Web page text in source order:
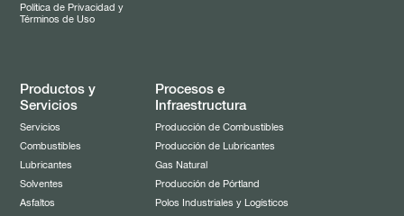
Alcoholes
Política de Privacidad y
Términos de Uso
Productos y
Servicios
Servicios
Combustibles
Lubricantes
Solventes
Asfaltos
Procesos e
Infraestructura
Producción de Combustibles
Producción de Lubricantes
Gas Natural
Producción de Pórtland
Polos Industriales y Logísticos